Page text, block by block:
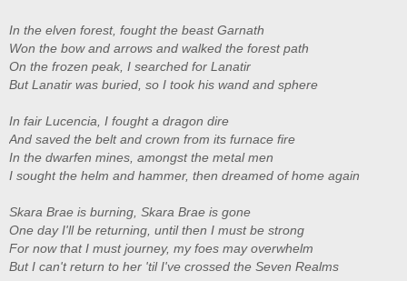
In the elven forest, fought the beast Garnath
Won the bow and arrows and walked the forest path
On the frozen peak, I searched for Lanatir
But Lanatir was buried, so I took his wand and sphere
In fair Lucencia, I fought a dragon dire
And saved the belt and crown from its furnace fire
In the dwarfen mines, amongst the metal men
I sought the helm and hammer, then dreamed of home again
Skara Brae is burning, Skara Brae is gone
One day I'll be returning, until then I must be strong
For now that I must journey, my foes may overwhelm
But I can't return to her 'til I've crossed the Seven Realms